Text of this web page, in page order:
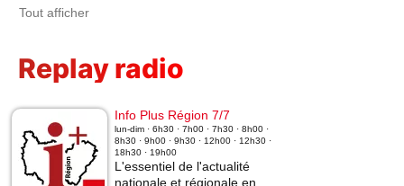
Tout afficher
Replay radio
Info Plus Région 7/7
lun-dim · 6h30 · 7h00 · 7h30 · 8h00 ·
8h30 · 9h00 · 9h30 · 12h00 · 12h30 ·
18h30 · 19h00
L'essentiel de l'actualité
nationale et régionale en